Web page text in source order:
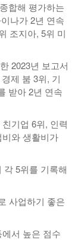
합해 평가하는
나가 2년 연속
조지아, 5위 미
2023년 보고서
제 붐 3위, 기
받아 2년 연속
기업 6위, 인력
와 생활비가
5위를 기록해
사업하기 좋은
서 높은 점수